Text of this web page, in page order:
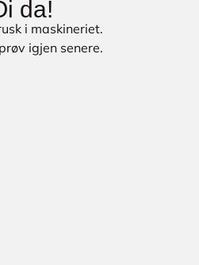
da!
i maskineriet.
igjen senere.